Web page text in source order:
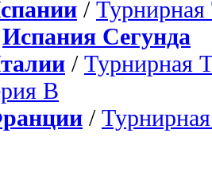
/ Турнирная
Испания Сегунда
/ Турнирная
B
/